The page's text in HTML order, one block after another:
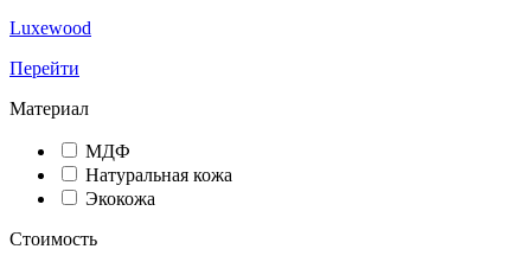
Luxewood
Перейти
Материал
МДФ
Натуральная кожа
Экокожа
Стоимость